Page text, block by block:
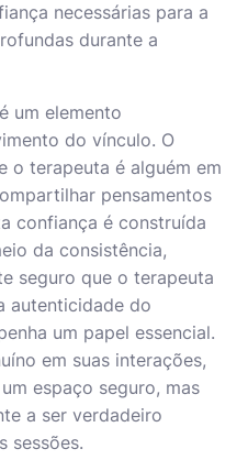
necessárias para a
durante a
um elemento
do vínculo. O
o terapeuta é alguém em
pensamentos
confiança é construída
da consistência,
seguro que o terapeuta
autenticidade do
um papel essencial.
em suas interações,
espaço seguro, mas
a ser verdadeiro
sessões.